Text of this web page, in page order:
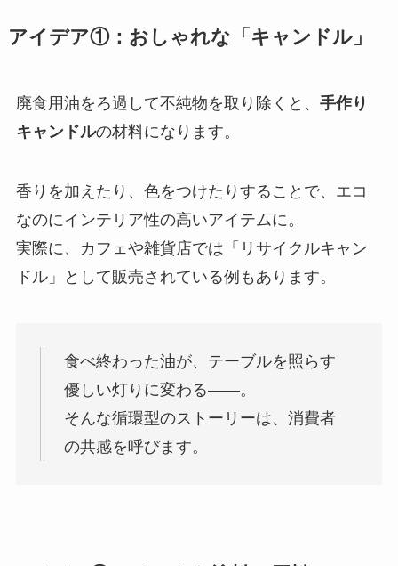
アイデア①：おしゃれな「キャンドル」
廃食用油をろ過して不純物を取り除くと、 手作り
キャンドルの材料になります。
香りを加えたり、色をつけたりすることで、エコ
なのにインテリア性の高いアイテムに。
実際に、カフェや雑貨店では「リサイクルキャン
ドル」として販売されている例もあります。
食べ終わった油が、テーブルを照らす
優しい灯りに変わる――。
そんな循環型のストーリーは、消費者
の共感を呼びます。